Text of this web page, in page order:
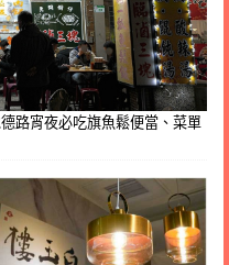
路宵夜必吃旗魚鬆便當、菜單